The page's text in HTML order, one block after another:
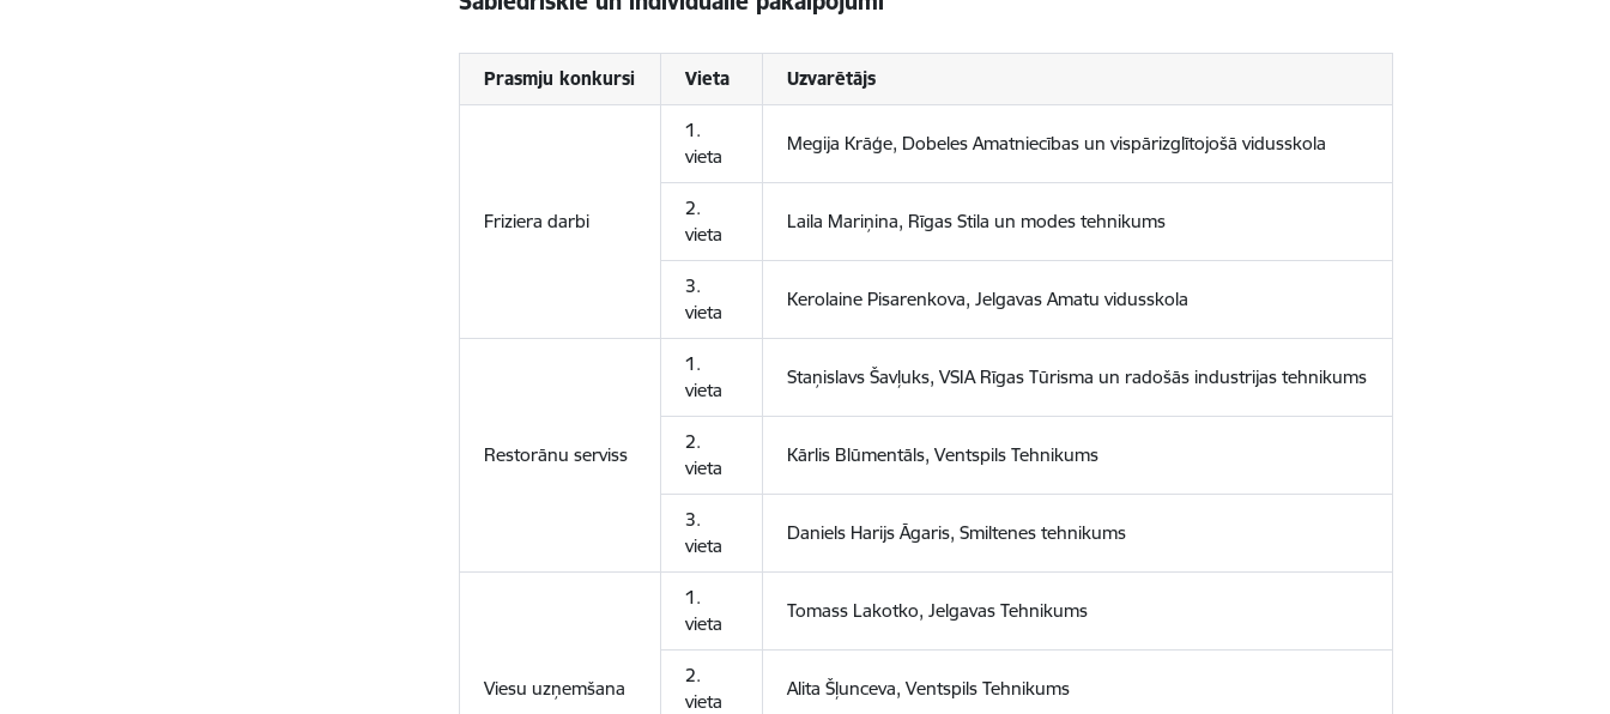
Prasmju konkursi Vieta Uzvarētājs
Friziera darbi
1.
vieta
Megija Krāģe, Dobeles Amatniecības un vispārizglītojošā vidusskola
2.
vieta
Laila Mariņina, Rīgas Stila un modes tehnikums
3.
vieta
Kerolaine Pisarenkova, Jelgavas Amatu vidusskola
Restorānu serviss
1.
vieta
Staņislavs Šavļuks, VSIA Rīgas Tūrisma un radošās industrijas tehnikums
2.
vieta
Kārlis Blūmentāls, Ventspils Tehnikums
3.
vieta
Daniels Harijs Āgaris, Smiltenes tehnikums
Viesu uzņemšana
1.
vieta
Tomass Lakotko, Jelgavas Tehnikums
2.
vieta
Alita Šļunceva, Ventspils Tehnikums